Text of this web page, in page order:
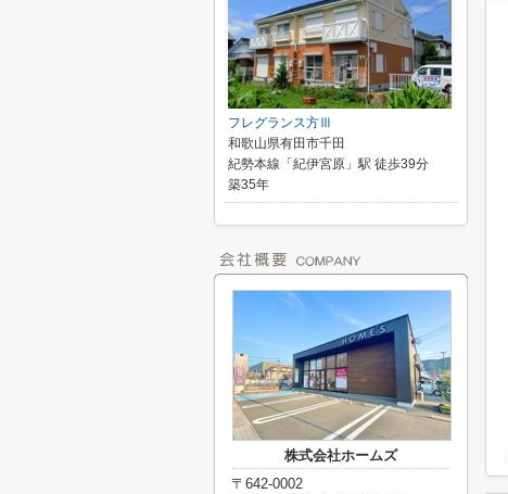
フレグランス方Ⅲ
和歌山県有田市千田
紀勢本線「紀伊宮原」駅 徒歩39分
築35年
株式会社ホームズ
〒642-0002